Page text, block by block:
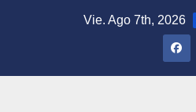
Vie. Ago 7th, 2026